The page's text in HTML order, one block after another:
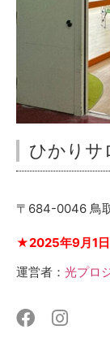
ひかりサ
〒684-0046 鳥
★2025年9月1
運営者： 光プロ